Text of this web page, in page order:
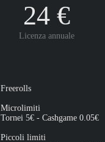
Freerolls
Microlimiti
Tornei 5€ - Cashgame 0.05€
Piccoli limiti
24 €
Licenza annuale